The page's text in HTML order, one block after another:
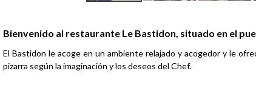
Presentación
Bienvenido al restaurante Le Bastidon, situado en el
El Bastidon le acoge en un ambiente relajado y acogedor y le
pizarra según la imaginación y los deseos del Chef.